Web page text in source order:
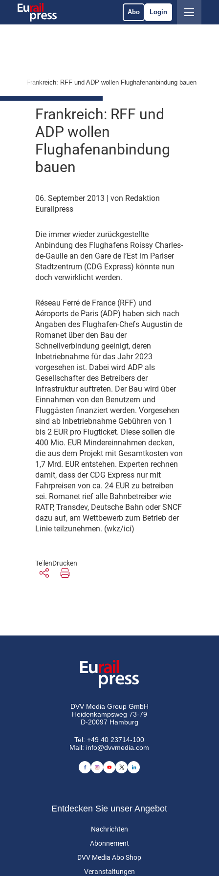
Abo Login
Frankreich: RFF und ADP wollen Flughafenanbindung bauen
Frankreich: RFF und
ADP wollen
Flughafenanbindung
bauen
06. September 2013
| von Redaktion
Eurailpress
Die immer wieder zurückgestellte
Anbindung des Flughafens Roissy Charles-
de-Gaulle an den Gare de l’Est im Pariser
Stadtzentrum (CDG Express) könnte nun
doch verwirklicht werden.
Réseau Ferré de France (RFF) und
Aéroports de Paris (ADP) haben sich nach
Angaben des Flughafen-Chefs Augustin de
Romanet über den Bau der
Schnellverbindung geeinigt, deren
Inbetriebnahme für das Jahr 2023
vorgesehen ist. Dabei wird ADP als
Gesellschafter des Betreibers der
Infrastruktur auftreten. Der Bau wird über
Einnahmen von den Benutzern und
Fluggästen finanziert werden. Vorgesehen
sind ab Inbetriebnahme Gebühren von 1
bis 2 EUR pro Flugticket. Diese sollen die
400 Mio. EUR Mindereinnahmen decken,
die aus dem Projekt mit Gesamtkosten von
1,7 Mrd. EUR entstehen. Experten rechnen
damit, dass der CDG Express nur mit
Fahrpreisen von ca. 24 EUR zu betreiben
sei. Romanet rief alle Bahnbetreiber wie
RATP, Transdev, Deutsche Bahn oder SNCF
dazu auf, am Wettbewerb zum Betrieb der
Linie teilzunehmen. (wkz/ici)
TeilenDrucken
DVV Media Group GmbH
Heidenkampsweg 73-79
D-20097 Hamburg
Tel:+49 40 23714-100
Mail: info@dvvmedia.com
Entdecken Sie unser Angebot
Nachrichten
Abonnement
DVV Media Abo Shop
Veranstaltungen